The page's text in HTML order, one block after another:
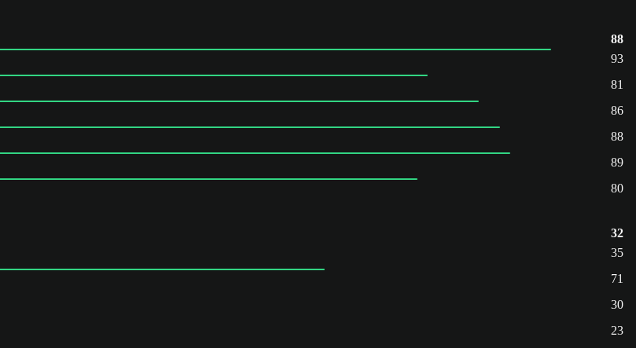
88
93
81
86
88
89
80
32
35
71
30
23